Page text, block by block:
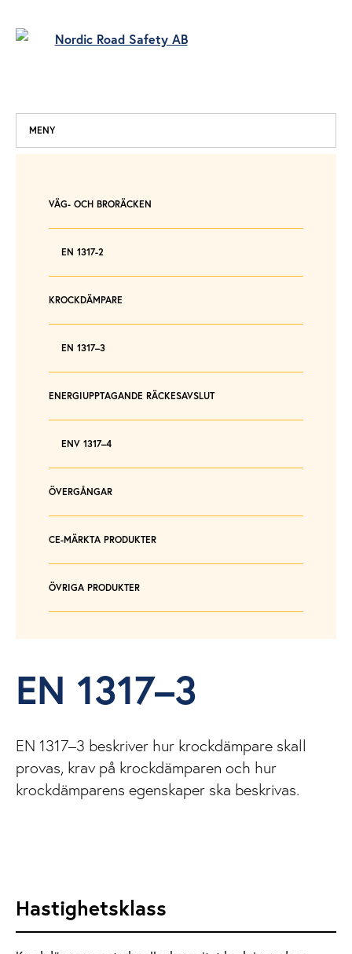
MENY
VÄG- OCH BRORÄCKEN
EN 1317-2
KROCKDÄMPARE
EN 1317–3
ENERGIUPPTAGANDE RÄCKESAVSLUT
ENV 1317–4
ÖVERGÅNGAR
CE-MÄRKTA PRODUKTER
ÖVRIGA PRODUKTER
EN 1317–3
EN 1317–3 beskriver hur krockdämpare skall
provas, krav på krockdämparen och hur
krockdämparens egenskaper ska beskrivas.
Hastighetsklass